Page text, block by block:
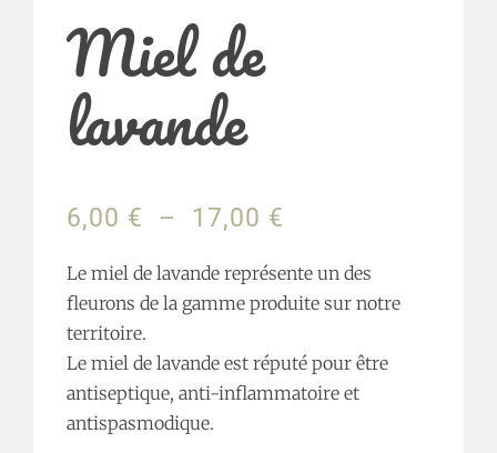
Miel de
lavande
6,00 € – 17,00 €
prix :
6,00 €
à
Le miel de lavande représente un des
fleurons de la gamme produite sur notre
territoire.
Le miel de lavande est réputé pour être
antiseptique, anti-inflammatoire et
antispasmodique.